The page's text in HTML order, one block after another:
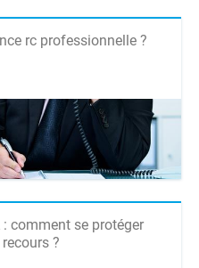
rc professionnelle ?
: comment se protéger
?